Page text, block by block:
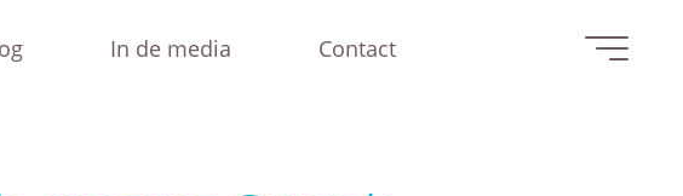
In de media Contact
de overgang